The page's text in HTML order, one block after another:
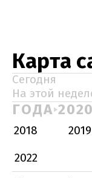
Карта
Сегодня
На этой
ГОДА 2020
2018 2019
2022